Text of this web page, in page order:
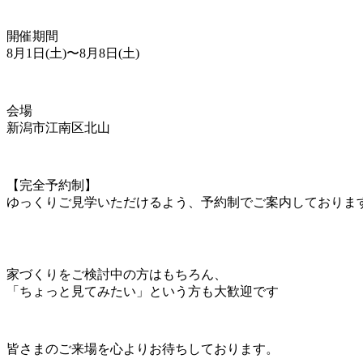
開催期間
8月1日(土)〜8月8日(土)
会場
新潟市江南区北山
【完全予約制】
ゆっくりご見学いただけるよう、予約制でご案内しておりま
家づくりをご検討中の方はもちろん、
「ちょっと見てみたい」という方も大歓迎です
皆さまのご来場を心よりお待ちしております。